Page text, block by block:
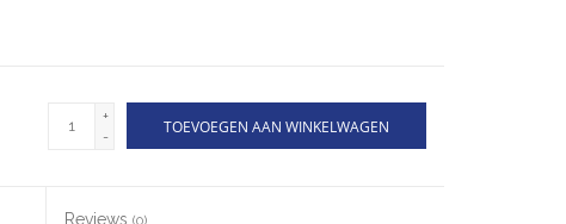
+
-
TOEVOEGEN AAN WINKELWAGEN
Reviews(0)